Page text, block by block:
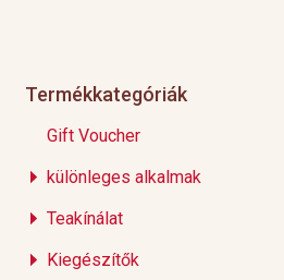
Termékkategóriák
Gift Voucher
különleges alkalmak
Teakínálat
Kiegészítők